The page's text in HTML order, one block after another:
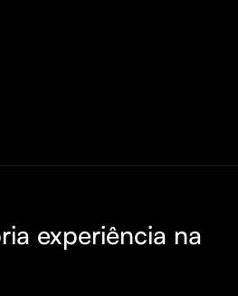
experiência na